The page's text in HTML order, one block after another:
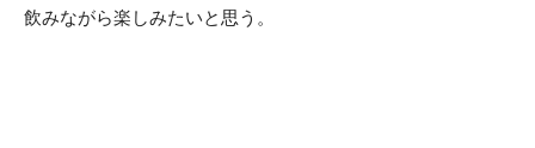
飲みながら楽しみたいと思う。